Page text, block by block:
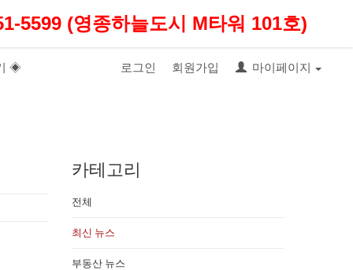
5599 (영종하늘도시 M타워 101호)
로그인 회원가입 마이페이지
◈
카테고리
전체
최신 뉴스
부동산 뉴스